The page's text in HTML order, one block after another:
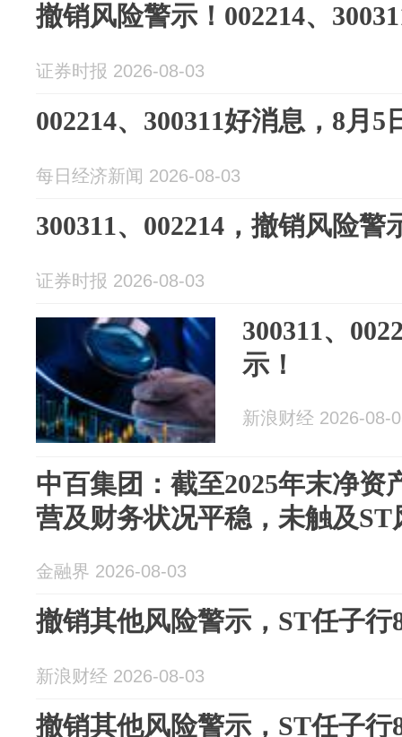
撤销风险警示！002214、
证券时报 2026-08-03
002214、300311好消息，8月
每日经济新闻 2026-08-03
300311、002214，撤销风险警
证券时报 2026-08-03
300311、
示！
新浪财经 2026-08-
中百集团：截至2025年末净资
营及财务状况平稳，未触及ST
金融界 2026-08-03
撤销其他风险警示，ST任子行
新浪财经 2026-08-03
撤销其他风险警示，ST任子行